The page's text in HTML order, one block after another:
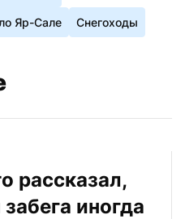
Яр-Сале Снегоходы
рассказал,
иногда